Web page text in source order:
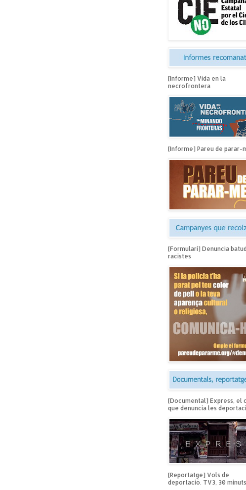
[Informe] Vida en la
necrofrontera
[Informe] Pareu de parar-
[Formulari] Denuncia
racistes
[Documental] Express, el
que denuncia les
[Reportatge] Vols de
deportació. TV3, 30 minuts